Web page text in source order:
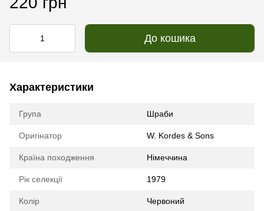
До кошика
Характеристики
Група Шраби
Оригінатор W. Kordes & Sons
Країна походження Німеччина
Рік селекції 1979
Колір Червоний